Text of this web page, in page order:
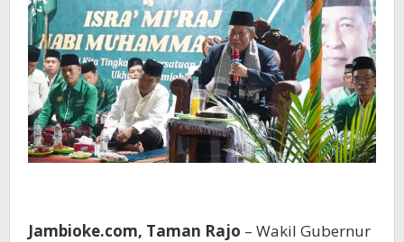
Jambioke.com, Taman Rajo – Wakil Gubernur